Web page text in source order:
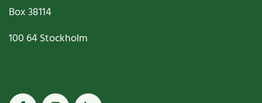
Box38114
100 64Stockholm